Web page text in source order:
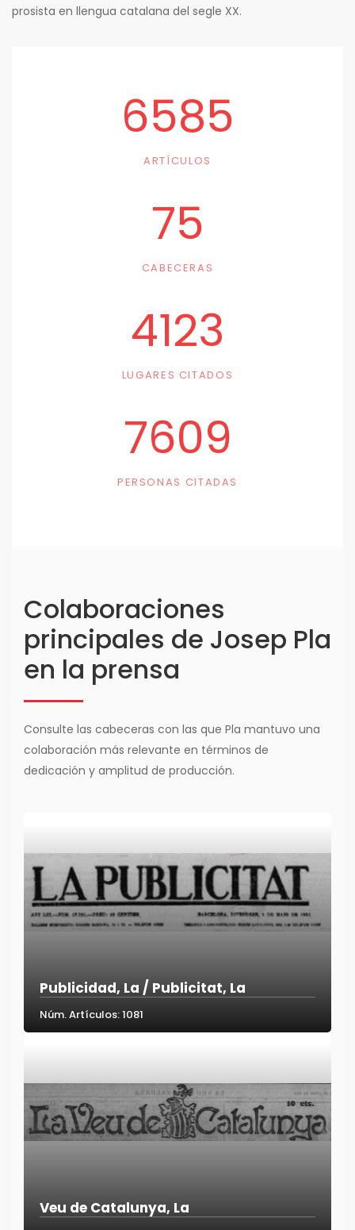
prosista en llengua catalana del segle XX.
6585
ARTÍCULOS
75
CABECERAS
4123
LUGARES CITADOS
7609
PERSONAS CITADAS
Colaboraciones
principales de Josep Pla
en la prensa
Consulte las cabeceras con las que Pla mantuvo una
colaboración más relevante en términos de
dedicación y amplitud de producción.
Publicidad, La / Publicitat, La
Núm. Artículos: 1081
Veu de Catalunya, La